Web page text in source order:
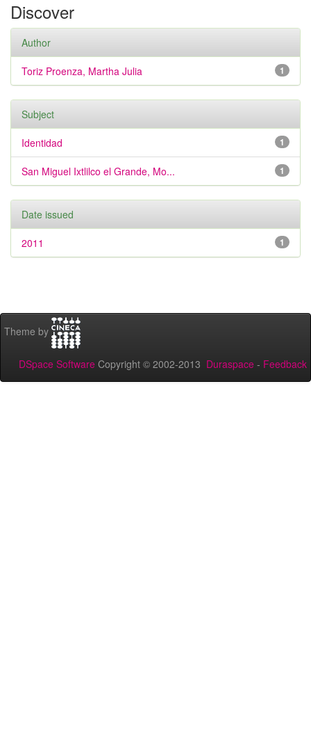
Discover
Author
1
Toriz Proenza, Martha Julia
Subject
1
Identidad
1
San Miguel Ixtlilco el Grande, Mo...
Date issued
1
2011
Theme by
DSpace Software Copyright © 2002-2013 Duraspace - Feedback